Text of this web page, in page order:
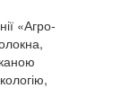
«Агро-